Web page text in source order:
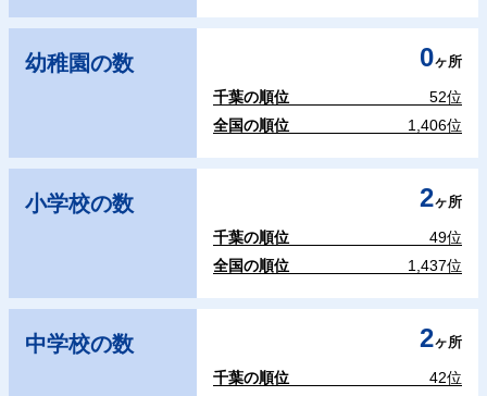
幼稚園の数 0ヶ所
千葉の順位
52位
全国の順位
1,406位
小学校の数 2ヶ所
千葉の順位
49位
全国の順位
1,437位
中学校の数 2ヶ所
千葉の順位
42位